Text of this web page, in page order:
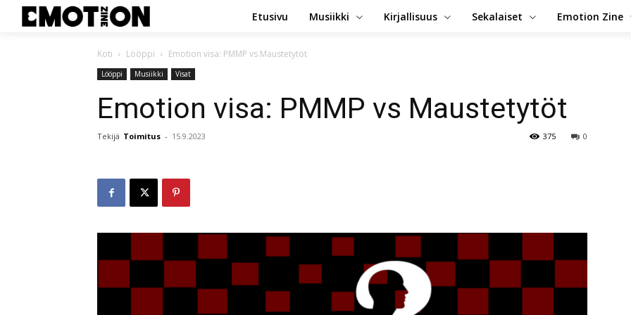
Etusivu Musiikki Kirjallisuus Sekalaiset Emotion Zine
Koti Lööppi Emotion visa: PMMP vs Maustetytöt
Lööppi Musiikki Visat
Emotion visa: PMMP vs Maustetytöt
Tekijä Toimitus - 15.9.2023 0
375